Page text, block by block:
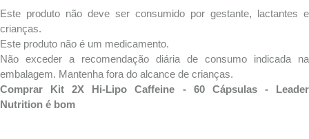
Este produto não deve ser consumido por gestante, lactantes e
crianças.
Este produto não é um medicamento.
Não exceder a recomendação diária de consumo indicada na
embalagem. Mantenha fora do alcance de crianças.
Comprar Kit 2X Hi-Lipo Caffeine - 60 Cápsulas - Leader
Nutrition é bom